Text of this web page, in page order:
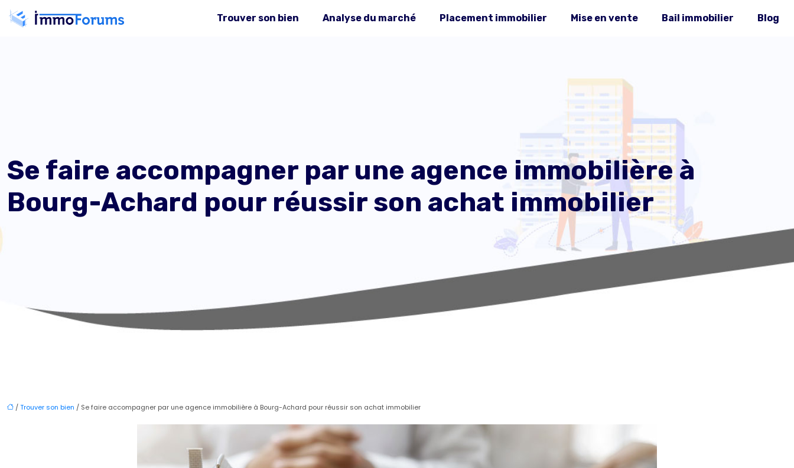
Trouver son bien Analyse du marché Placement immobilier Mise en vente Bail immobilier Blog
Se faire accompagner par une agence immobilière à
Bourg-Achard pour réussir son achat immobilier
/Trouver son bien / Se faire accompagner par une agence immobilière à Bourg-Achard pour réussir son achat immobilier